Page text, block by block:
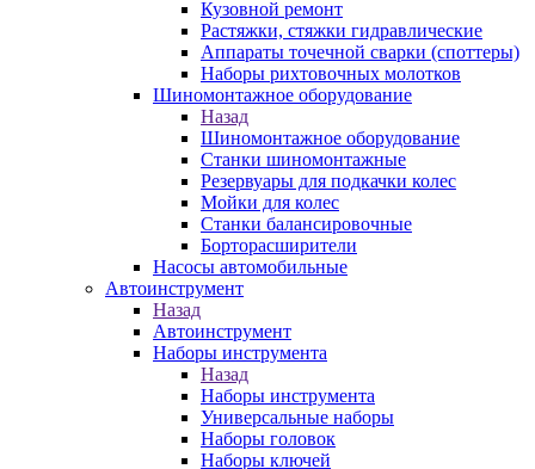
Кузовной ремонт
Растяжки, стяжки гидравлические
Аппараты точечной сварки (споттеры)
Наборы рихтовочных молотков
Шиномонтажное оборудование
Назад
Шиномонтажное оборудование
Станки шиномонтажные
Резервуары для подкачки колес
Мойки для колес
Станки балансировочные
Борторасширители
Насосы автомобильные
Автоинструмент
Назад
Автоинструмент
Наборы инструмента
Назад
Наборы инструмента
Универсальные наборы
Наборы головок
Наборы ключей